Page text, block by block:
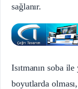
sağlanır.
Isıtmanın soba
boyutlarda